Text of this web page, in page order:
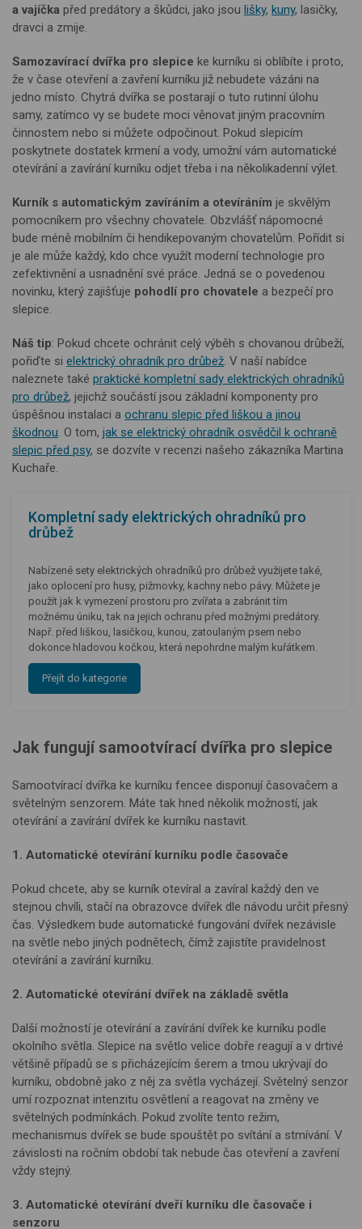
a vajíčka před predátory a škůdci, jako jsou lišky, kuny, lasičky,
dravci a zmije.
Samozavírací dvířka pro slepice ke kurníku si oblíbíte i proto,
že v čase otevření a zavření kurníku již nebudete vázáni na
jedno místo. Chytrá dvířka se postarají o tuto rutinní úlohu
samy, zatímco vy se budete moci věnovat jiným pracovním
činnostem nebo si můžete odpočinout. Pokud slepicím
poskytnete dostatek krmení a vody, umožní vám automatické
otevírání a zavírání kurníku odjet třeba i na několikadenní výlet.
Kurník s automatickým zavíráním a otevíráním je skvělým
pomocníkem pro všechny chovatele. Obzvlášť nápomocné
bude méně mobilním či hendikepovaným chovatelům. Pořídit si
je ale může každý, kdo chce využít moderní technologie pro
zefektivnění a usnadnění své práce. Jedná se o povedenou
novinku, který zajišťuje pohodlí pro chovatele a bezpečí pro
slepice.
Náš tip: Pokud chcete ochránit celý výběh s chovanou drůbeží,
pořiďte si elektrický ohradník pro drůbež. V naší nabídce
naleznete také praktické kompletní sady elektrických ohradníků
pro drůbež, jejichž součástí jsou základní komponenty pro
úspěšnou instalaci a ochranu slepic před liškou a jinou
škodnou. O tom, jak se elektrický ohradník osvědčil k ochraně
slepic před psy, se dozvíte v recenzi našeho zákazníka Martina
Kuchaře.
Kompletní sady elektrických ohradníků pro
drůbež
Nabízené sety elektrických ohradníků pro drůbež využijete také,
jako oplocení pro husy, pižmovky, kachny nebo pávy. Můžete je
použít jak k vymezení prostoru pro zvířata a zabránit tím
možnému úniku, tak na jejich ochranu před možnými predátory.
Např. před liškou, lasičkou, kunou, zatoulaným psem nebo
dokonce hladovou kočkou, která nepohrdne malým kuřátkem.
Přejít do kategorie
Jak fungují samootvírací dvířka pro slepice
Samootvírací dvířka ke kurníku fencee disponují časovačem a
světelným senzorem. Máte tak hned několik možností, jak
otevírání a zavírání dvířek ke kurníku nastavit.
1. Automatické otevírání kurníku podle časovače
Pokud chcete, aby se kurník otevíral a zavíral každý den ve
stejnou chvíli, stačí na obrazovce dvířek dle návodu určit přesný
čas. Výsledkem bude automatické fungování dvířek nezávisle
na světle nebo jiných podnětech, čímž zajistíte pravidelnost
otevírání a zavírání kurníku.
2. Automatické otevírání dvířek na základě světla
Další možností je otevírání a zavírání dvířek ke kurníku podle
okolního světla. Slepice na světlo velice dobře reagují a v drtivé
většině případů se s přicházejícím šerem a tmou ukrývají do
kurníku, obdobně jako z něj za světla vycházejí. Světelný senzor
umí rozpoznat intenzitu osvětlení a reagovat na změny ve
světelných podmínkách. Pokud zvolíte tento režim,
mechanismus dvířek se bude spouštět po svítání a stmívání. V
závislosti na ročním období tak nebude čas otevření a zavření
vždy stejný.
3. Automatické otevírání dveří kurníku dle časovače i
senzoru